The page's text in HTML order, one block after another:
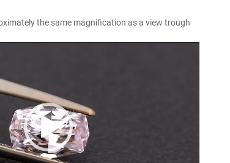
the same magnification as a view trough